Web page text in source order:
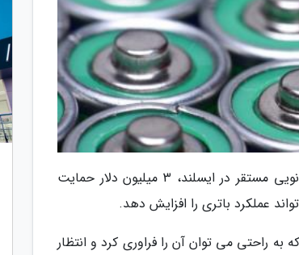
به گزارش گروه فناوری خبرنگاران، نانوم (Nanom) یکی از استارت آپ های نانویی مستقر در ایسلند، 3 میلیون دلار حمایت
عملکرد باتری را افزایش دهد.
به راحتی می توان آن را فراوری کرد و انتظار